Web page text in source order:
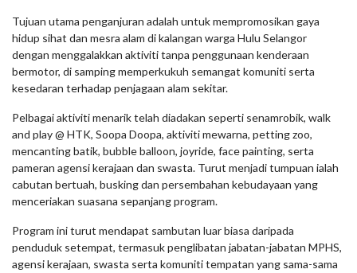
Tujuan utama penganjuran adalah untuk mempromosikan gaya
hidup sihat dan mesra alam di kalangan warga Hulu Selangor
dengan menggalakkan aktiviti tanpa penggunaan kenderaan
bermotor, di samping memperkukuh semangat komuniti serta
kesedaran terhadap penjagaan alam sekitar.
Pelbagai aktiviti menarik telah diadakan seperti senamrobik, walk
and play @ HTK, Soopa Doopa, aktiviti mewarna, petting zoo,
mencanting batik, bubble balloon, joyride, face painting, serta
pameran agensi kerajaan dan swasta. Turut menjadi tumpuan ialah
cabutan bertuah, busking dan persembahan kebudayaan yang
menceriakan suasana sepanjang program.
Program ini turut mendapat sambutan luar biasa daripada
penduduk setempat, termasuk penglibatan jabatan-jabatan MPHS,
agensi kerajaan, swasta serta komuniti tempatan yang sama-sama